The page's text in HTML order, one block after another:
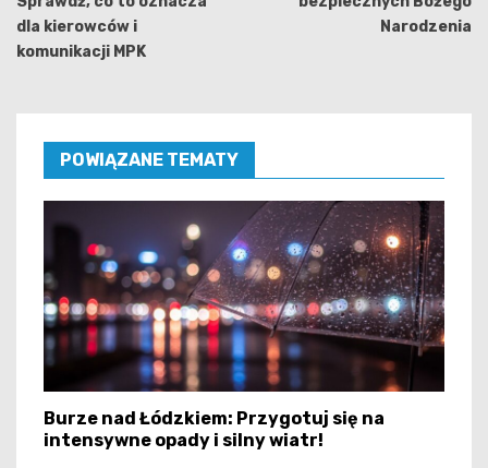
dla kierowców i
komunikacji MPK
Narodzenia
POWIĄZANE TEMATY
Burze nad Łódzkiem: Przygotuj się na
intensywne opady i silny wiatr!